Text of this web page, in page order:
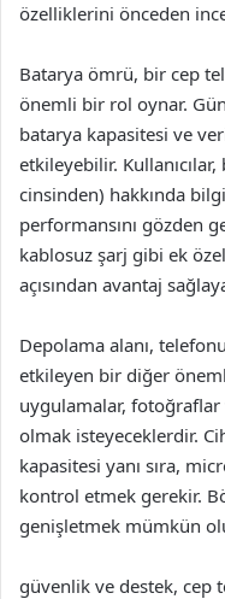
özelliklerini önceden
Batarya ömrü, bir cep
önemli bir rol oynar.
batarya kapasitesi ve
etkileyebilir.
cinsinden) hakkında
performansını gözden
kablosuz şarj gibi ek
açısından avantaj
Depolama alanı,
etkileyen bir diğer
uygulamalar,
olmak isteyeceklerdir.
kapasitesi yanı sıra,
kontrol etmek gerekir.
genişletmek mümkün
güvenlik ve destek, cep